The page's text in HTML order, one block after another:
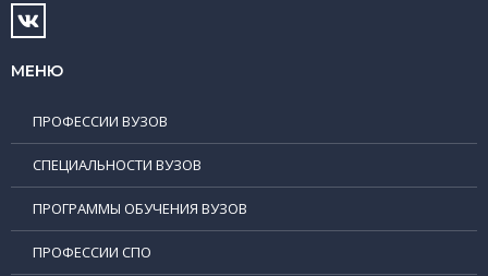
МЕНЮ
ПРОФЕССИИ ВУЗОВ
СПЕЦИАЛЬНОСТИ ВУЗОВ
ПРОГРАММЫ ОБУЧЕНИЯ ВУЗОВ
ПРОФЕССИИ СПО